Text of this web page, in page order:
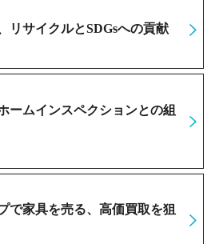
リサイクルとSDGsへの貢献
ームインスペクションとの組
で家具を売る、高価買取を狙